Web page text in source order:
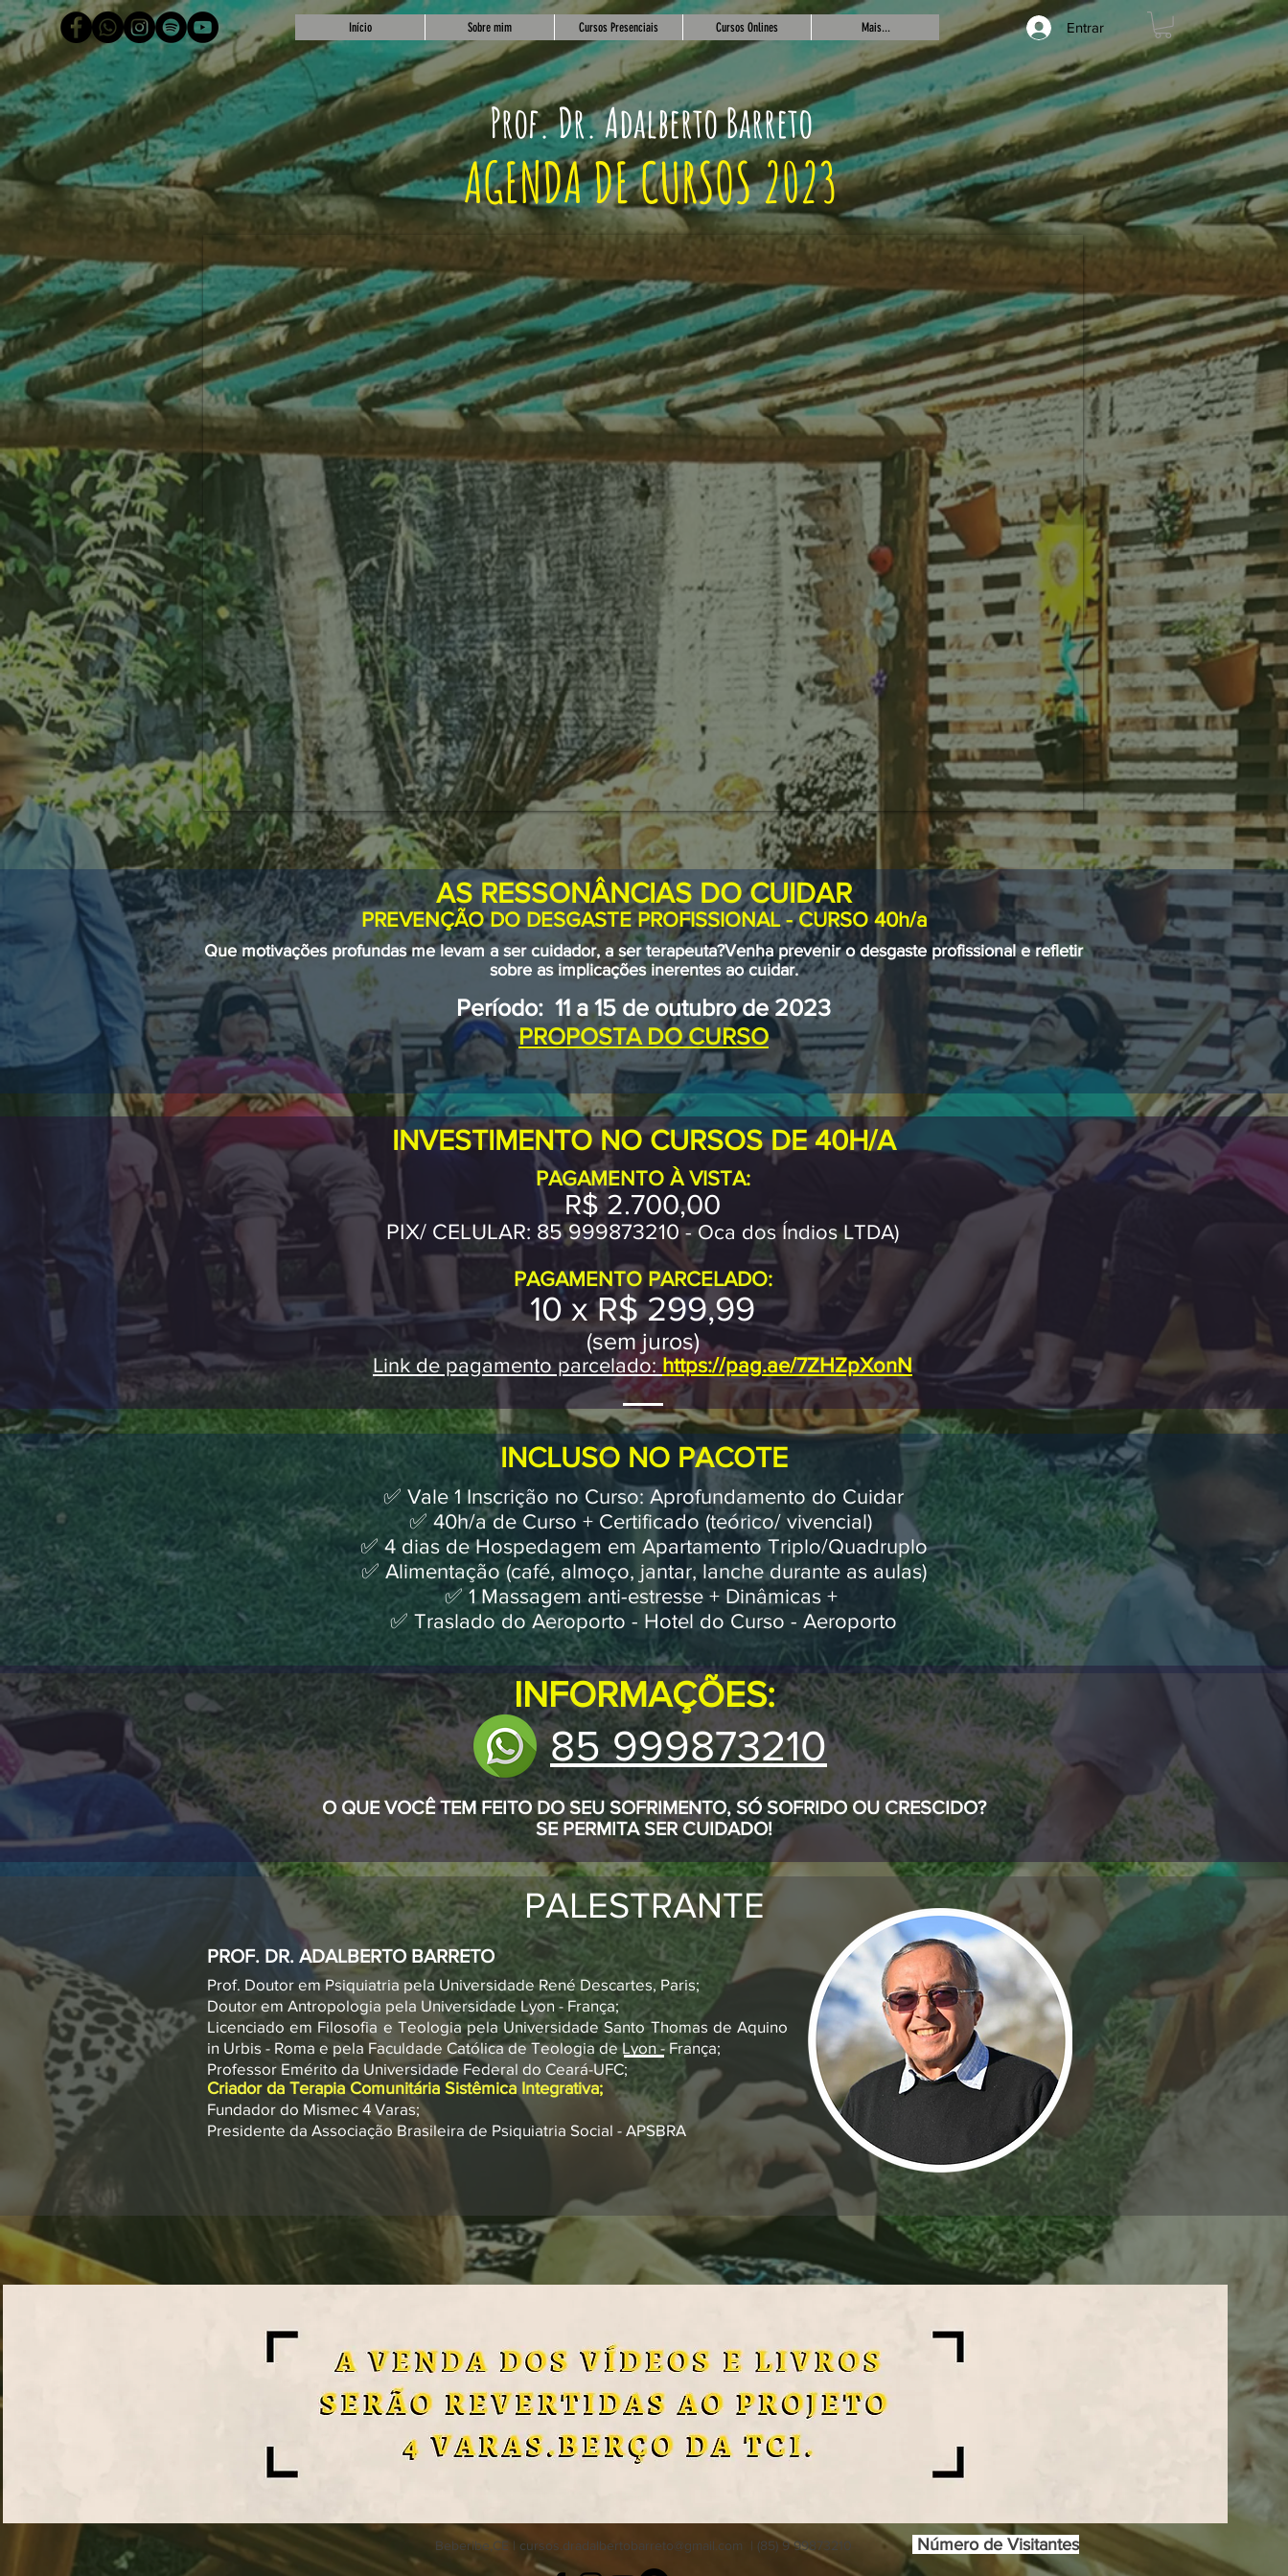
Início Sobre mim Cursos Presenciais Cursos Onlines Mais... Entrar
Prof. Dr. Adalberto Barreto
AGENDA DE CURSOS 2023
AS RESSONÂNCIAS DO CUIDAR
PREVENÇÃO DO DESGASTE PROFISSIONAL - CURSO 40h/a
Que motivações profundas me levam a ser cuidador, a ser terapeuta?Venha prevenir o desgaste profissional e refletir
sobre as implicações inerentes ao cuidar.
Período: 11 a 15 de outubro de 2023
PROPOSTA DO CURSO
INVESTIMENTO NO CURSOS DE 40H/A
PAGAMENTO À VISTA:
R$ 2.700,00
PIX/ CELULAR: 85 999873210- Oca dos Índios LTDA)
PAGAMENTO PARCELADO:
10 x R$ 299,99
(sem juros)
Link de pagamento parcelado: https://pag.ae/7ZHZpXonN
INCLUSO NO PACOTE
✅ Vale 1 Inscrição no Curso: Aprofundamento do Cuidar
✅ 40h/a de Curso + Certificado (teórico/ vivencial)
✅ 4 dias de Hospedagem em Apartamento Triplo/Quadruplo
✅ Alimentação (café, almoço, jantar, lanche durante as aulas)
✅ 1 Massagem anti-estresse + Dinâmicas +
✅ Traslado do Aeroporto - Hotel do Curso - Aeroporto
INFORMAÇÕES:
85 999873210
O QUE VOCÊ TEM FEITO DO SEU SOFRIMENTO, SÓ SOFRIDO OU CRESCIDO?
SE PERMITA SER CUIDADO!
PALESTRANTE
Prof. Doutor em Psiquiatria pela Universidade René Descartes, Paris;
Doutor em Antropologia pela Universidade Lyon - França;
Licenciado em Filosofia e Teologia pela Universidade Santo Thomas de Aquino
in Urbis - Roma e pela Faculdade Católica de Teologia de Lyon - França;
Professor Emérito da Universidade Federal do Ceará-UFC;
Criador da Terapia Comunitária Sistêmica Integrativa;
Fundador do Mismec 4 Varas;
Presidente da Associação Brasileira de Psiquiatria Social - APSBRA
PROF. DR. ADALBERTO BARRETO
Beberibe,CE | cursos.dradalbertobarreto@gmail.com | (85) 9 99873210 Número de Visitantes